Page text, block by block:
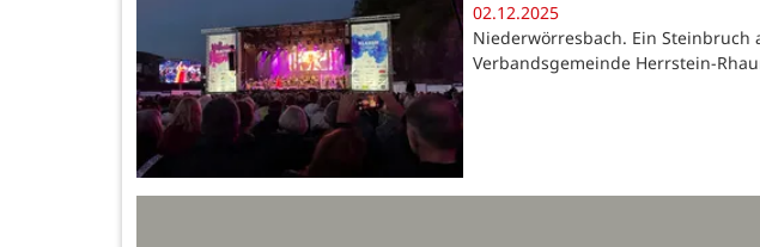
02.12.2025
Niederwörresbach. Ein Steinbruch
Verbandsgemeinde Herrstein-